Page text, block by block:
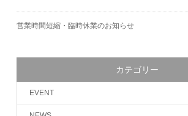
営業時間短縮・臨時休業のお知らせ
カテゴリー
EVENT